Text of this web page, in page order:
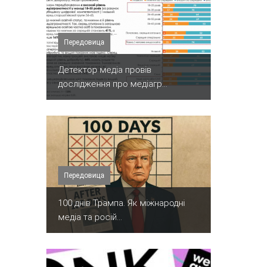
Передовица
Детектор медіа провів
дослідження про медіагр...
Передовица
100 днів Трампа. Як міжнародні
медіа та росій...